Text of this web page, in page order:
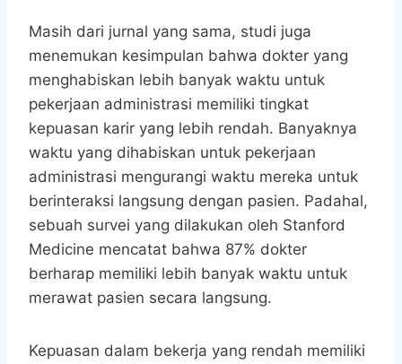
Masih dari jurnal yang sama, studi juga
menemukan kesimpulan bahwa dokter yang
menghabiskan lebih banyak waktu untuk
pekerjaan administrasi memiliki tingkat
kepuasan karir yang lebih rendah. Banyaknya
waktu yang dihabiskan untuk pekerjaan
administrasi mengurangi waktu mereka untuk
berinteraksi langsung dengan pasien. Padahal,
sebuah survei yang dilakukan oleh Stanford
Medicine mencatat bahwa 87% dokter
berharap memiliki lebih banyak waktu untuk
merawat pasien secara langsung.
Kepuasan dalam bekerja yang rendah memiliki